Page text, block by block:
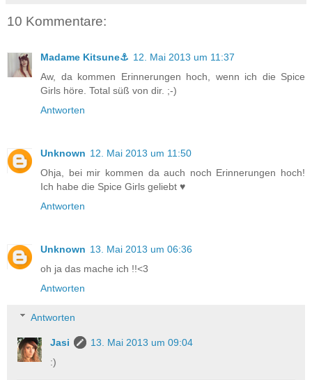
10 Kommentare:
Madame Kitsune⚓ 12. Mai 2013 um 11:37
Aw, da kommen Erinnerungen hoch, wenn ich die Spice
Girls höre. Total süß von dir. ;-)
Antworten
Unknown 12. Mai 2013 um 11:50
Ohja, bei mir kommen da auch noch Erinnerungen hoch!
Ich habe die Spice Girls geliebt ♥
Antworten
Unknown 13. Mai 2013 um 06:36
oh ja das mache ich !!<3
Antworten
Antworten
Jasi
13. Mai 2013 um 09:04
:)